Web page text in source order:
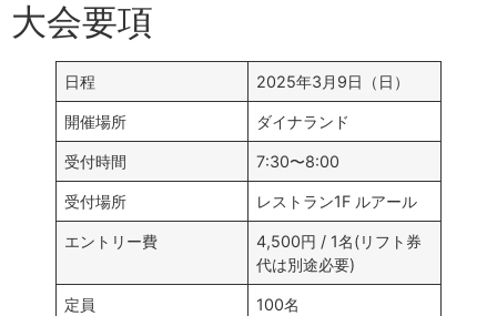
大会要項
日程 2025年3月9日（日）
開催場所 ダイナランド
受付時間 7:30〜8:00
受付場所 レストラン1F ルアール
エントリー費
4,500円 / 1名(リフト券
代は別途必要)
定員 100名